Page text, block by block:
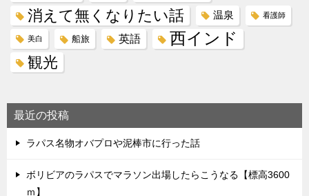
消えて無くなりたい話 温泉 看護師
美白 船旅 英語 西インド
観光
最近の投稿
ラパス名物オバプロや泥棒市に行った話
ボリビアのラパスでマラソン出場したらこうなる【標高3600
ｍ】